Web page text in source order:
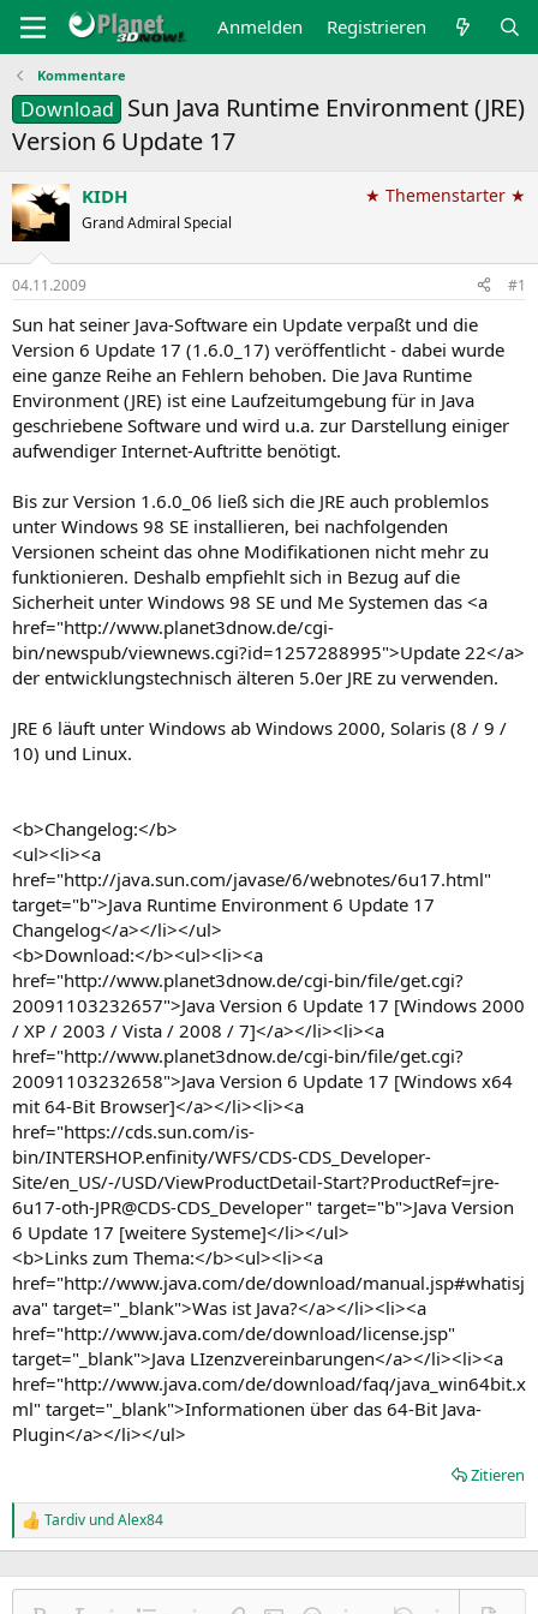
Anmelden Registrieren
Kommentare
Download Sun Java Runtime Environment (JRE)
Version 6 Update 17
KIDH
Grand Admiral Special
★ Themenstarter ★
04.11.2009 #1
Sun hat seiner Java-Software ein Update verpaßt und die
Version 6 Update 17 (1.6.0_17) veröffentlicht - dabei wurde
eine ganze Reihe an Fehlern behoben. Die Java Runtime
Environment (JRE) ist eine Laufzeitumgebung für in Java
geschriebene Software und wird u.a. zur Darstellung einiger
aufwendiger Internet-Auftritte benötigt.
Bis zur Version 1.6.0_06 ließ sich die JRE auch problemlos
unter Windows 98 SE installieren, bei nachfolgenden
Versionen scheint das ohne Modifikationen nicht mehr zu
funktionieren. Deshalb empfiehlt sich in Bezug auf die
Sicherheit unter Windows 98 SE und Me Systemen das <a
href="http://www.planet3dnow.de/cgi-
bin/newspub/viewnews.cgi?id=1257288995">Update 22</a>
der entwicklungstechnisch älteren 5.0er JRE zu verwenden.
JRE 6 läuft unter Windows ab Windows 2000, Solaris (8 / 9 /
10) und Linux.
<b>Changelog:</b>
<ul><li><a
href="http://java.sun.com/javase/6/webnotes/6u17.html"
target="b">Java Runtime Environment 6 Update 17
Changelog</a></li></ul>
<b>Download:</b><ul><li><a
href="http://www.planet3dnow.de/cgi-bin/file/get.cgi?
20091103232657">Java Version 6 Update 17 [Windows 2000
/ XP / 2003 / Vista / 2008 / 7]</a></li><li><a
href="http://www.planet3dnow.de/cgi-bin/file/get.cgi?
20091103232658">Java Version 6 Update 17 [Windows x64
mit 64-Bit Browser]</a></li><li><a
href="https://cds.sun.com/is-
bin/INTERSHOP.enfinity/WFS/CDS-CDS_Developer-
Site/en_US/-/USD/ViewProductDetail-Start?ProductRef=jre-
6u17-oth-JPR@CDS-CDS_Developer" target="b">Java Version
6 Update 17 [weitere Systeme]</li></ul>
<b>Links zum Thema:</b><ul><li><a
href="http://www.java.com/de/download/manual.jsp#whatisj
ava" target="_blank">Was ist Java?</a></li><li><a
href="http://www.java.com/de/download/license.jsp"
target="_blank">Java LIzenzvereinbarungen</a></li><li><a
href="http://www.java.com/de/download/faq/java_win64bit.x
ml" target="_blank">Informationen über das 64-Bit Java-
Plugin</a></li></ul>
Zitieren
R
e
k
Tardiv undAlex84